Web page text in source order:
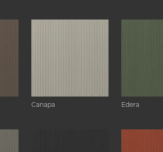
Canapa Edera